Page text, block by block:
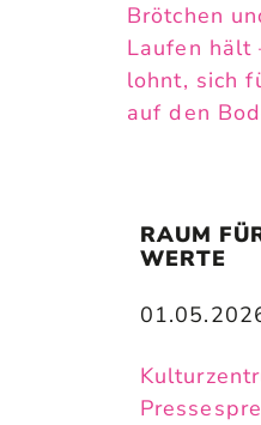
Brötchen
Laufen hält
lohnt, sich
auf den
RAUM
WERTE